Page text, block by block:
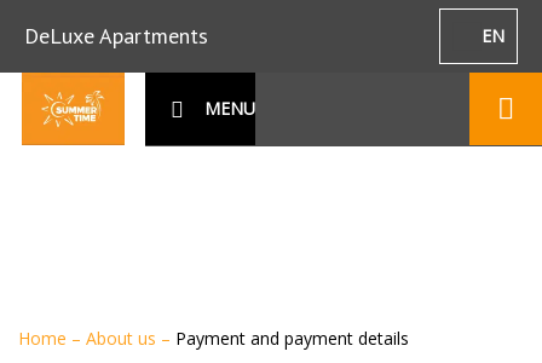
DeLuxe Apartments EN
MENU
Home – About us – Payment and payment details